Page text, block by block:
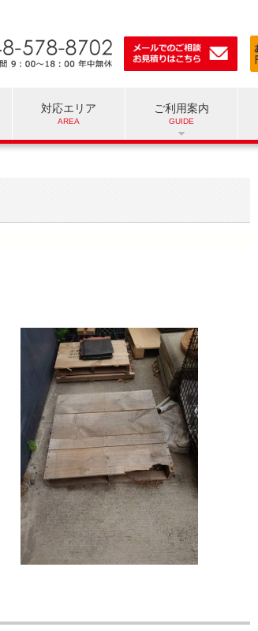
対応エリア ご利用案内